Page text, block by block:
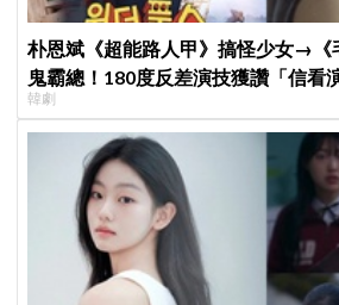
朴恩斌《超能路人甲》搞怪少女→《
鬼霸總！180度反差演技獲讚「信看
韓劇